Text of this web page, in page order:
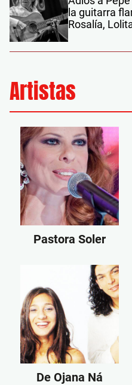
la guitarra
Rosalía,
Artistas
Pastora Soler
De Ojana Ná